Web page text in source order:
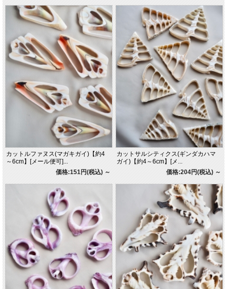
カットルファヌス(マガキガイ)【約4
～6cm】[メール便可]...
価格:151円(税込)～
カットサルシティクス(ギンダカハマ
ガイ)【約4～6cm】[メ...
価格:204円(税込)～